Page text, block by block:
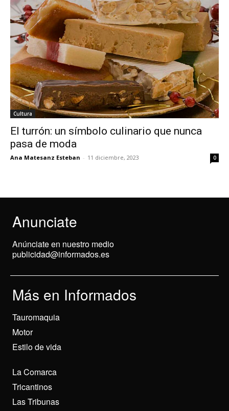
Cultura
El turrón: un símbolo culinario que nunca
pasa de moda
Ana Matesanz Esteban - 11 diciembre, 2023 0
Anunciate
Anúnciate en nuestro medio
publicidad@informados.es
Más en Informados
Tauromaquia
Motor
Estilo de vida
La Comarca
Tricantinos
Las Tribunas